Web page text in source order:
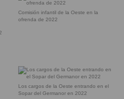
Comisión infantil de la Oeste en la
ofrenda de 2022
Los cargos de la Oeste entrando en el
Sopar del Germanor en 2022